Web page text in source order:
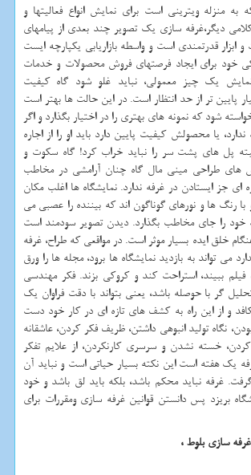
منزله ویترینی است برای نمایش انواع فعالیتها و
دیگر،غرفه سازی یک تصویر چند بعدی از پیامهای
ابزار قدرتمندی است و واسطه بازاریابی یکپارچه ایست
خود برای ایجاد فرصتهای فروش محصولات و خدمات
یک چیز معمولی، نباید غلو شود گاه کیفیت
پایین تر از حد انتظار است. در این حالت ها بهتر است
شود که نمونه های بهتری را در اختیار بگذارد و اگر
یا محصولش کیفیت پایین دارد باید او را از اجاره
پل های پشت سر را نباید خراب کرد! گاه سکوت و
های طراحی مینی مال گاه چنان آرامشی در مخاطب
ای جز ایستادن در غرفه ندارد. نمایشگاه ها اغلب مکان
رنگ ها و نورهای گوناگون اند که بیننده را عصبی می
خود را جای مخاطب بگذارد. دیدن تصویر سودمند است
خلق ایده بسیار موثر است. در مواقعی که طراح، غرفه
می تواند به بازدید نمایشگاه ها برود، مجله ها را ورق
فیلم ببیند، استراحت کند و کروکی بزند. فکر مهندسی
گر با حوصله باشد، یعنی بتواند با دقت فراوان یک
و از این راه به کشف های تازه ای در کار خود دست
نگاه تولید انبوهی داشتن، ظریف فکر کردن، عاشقانه
خسته نشدن و سرسری کارنکردن، از علایم تفکر
یک هفته است این نکته بسیار حیاتی است و نباید آن
گرفت. غرفه نباید محکم باشد، بلکه باید لق باشد و خود
بریزد پس دانستن قوانین غرفه سازی ومقررات برای
سازی بلوط ،